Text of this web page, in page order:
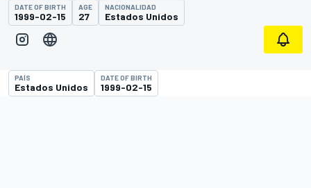
DATE OF BIRTH
1999-02-15
AGE
27
NACIONALIDAD
Estados Unidos
PAÍS
Estados Unidos
DATE OF BIRTH
1999-02-15